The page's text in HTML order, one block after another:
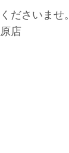
ださいませ。
店